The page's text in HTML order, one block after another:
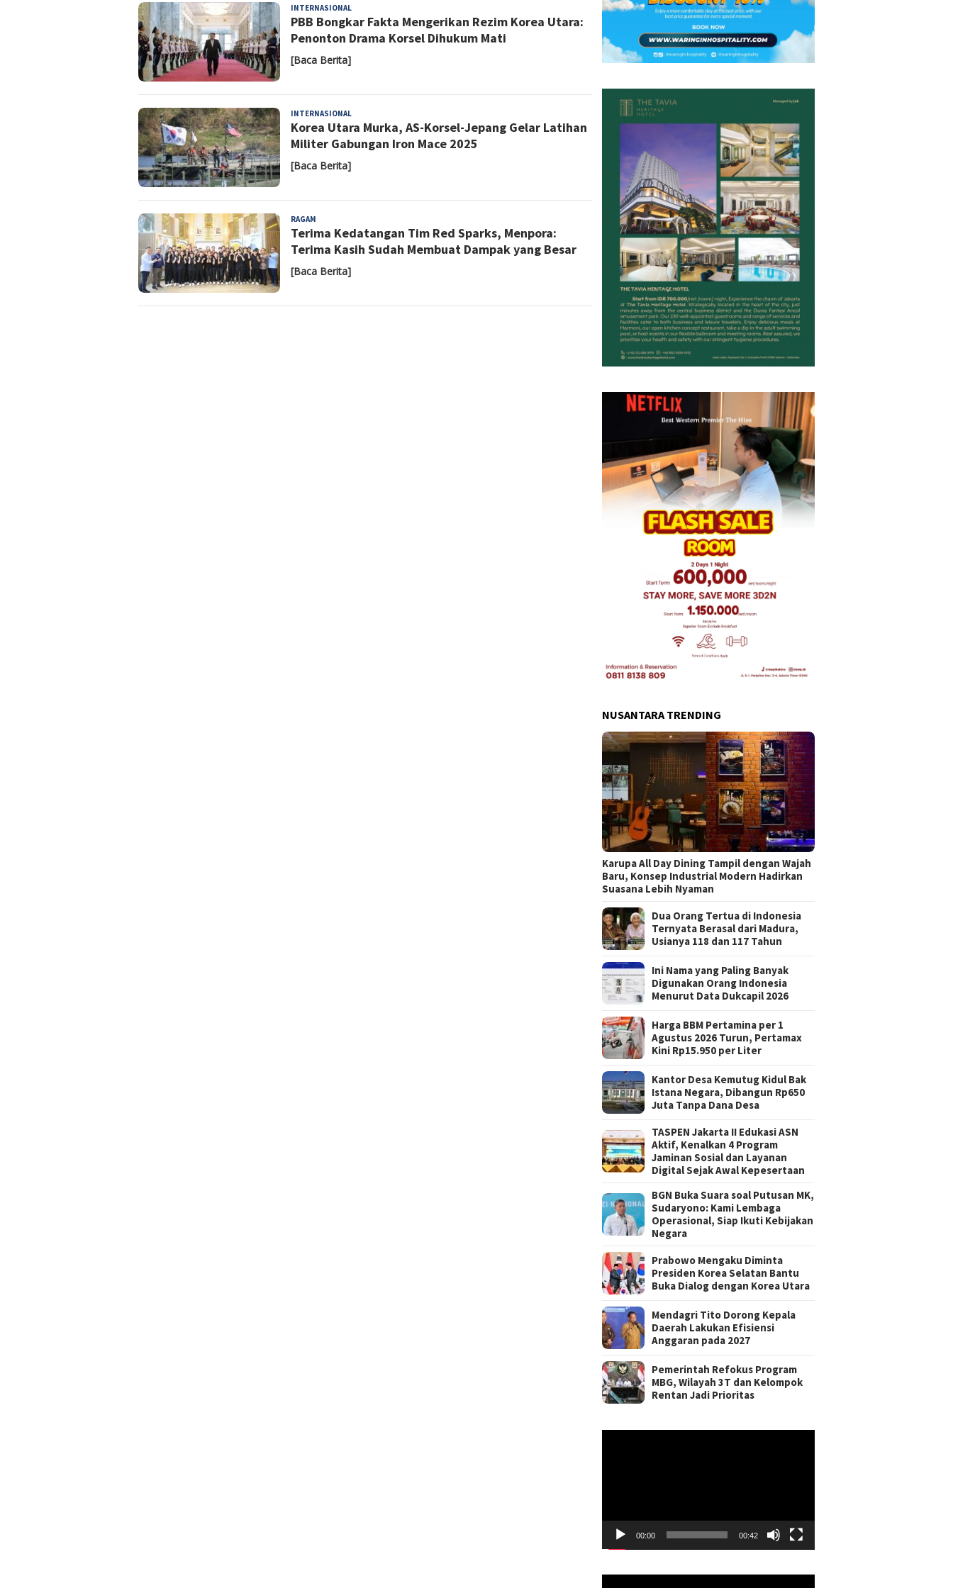
INTERNASIONALYoyoh
Sulastri
PBB Bongkar Fakta Mengerikan Rezim Korea Utara:
Penonton Drama Korsel Dihukum Mati
[Baca Berita]
INTERNASIONALSari
Noviyanti
Korea Utara Murka, AS-Korsel-Jepang Gelar Latihan
Militer Gabungan Iron Mace 2025
[Baca Berita]
RAGAM
Terima Kedatangan Tim Red Sparks, Menpora:
Terima Kasih Sudah Membuat Dampak yang Besar
[Baca Berita]
NUSANTARA TRENDING
Karupa All Day Dining Tampil dengan Wajah
Baru, Konsep Industrial Modern Hadirkan
Suasana Lebih Nyaman
Dua Orang Tertua di Indonesia
Ternyata Berasal dari Madura,
Usianya 118 dan 117 Tahun
Ini Nama yang Paling Banyak
Digunakan Orang Indonesia
Menurut Data Dukcapil 2026
Harga BBM Pertamina per 1
Agustus 2026 Turun, Pertamax
Kini Rp15.950 per Liter
Kantor Desa Kemutug Kidul Bak
Istana Negara, Dibangun Rp650
Juta Tanpa Dana Desa
TASPEN Jakarta II Edukasi ASN
Aktif, Kenalkan 4 Program
Jaminan Sosial dan Layanan
Digital Sejak Awal Kepesertaan
BGN Buka Suara soal Putusan MK,
Sudaryono: Kami Lembaga
Operasional, Siap Ikuti Kebijakan
Negara
Prabowo Mengaku Diminta
Presiden Korea Selatan Bantu
Buka Dialog dengan Korea Utara
Mendagri Tito Dorong Kepala
Daerah Lakukan Efisiensi
Anggaran pada 2027
Pemerintah Refokus Program
MBG, Wilayah 3T dan Kelompok
Rentan Jadi Prioritas
00:00 00:42